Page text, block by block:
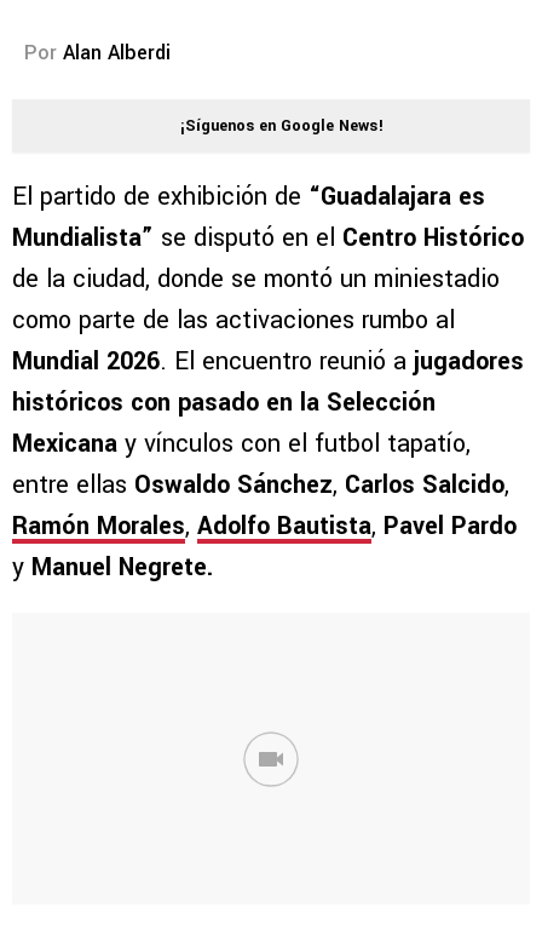
Por Alan Alberdi
¡Síguenos en Google News!
El partido de exhibición de “Guadalajara es
Mundialista” se disputó en el Centro Histórico
de la ciudad, donde se montó un miniestadio
como parte de las activaciones rumbo al
Mundial 2026. El encuentro reunió a jugadores
históricos con pasado en la Selección
Mexicana y vínculos con el futbol tapatío,
entre ellas Oswaldo Sánchez, Carlos Salcido,
Ramón Morales, Adolfo Bautista, Pavel Pardo
y Manuel Negrete.